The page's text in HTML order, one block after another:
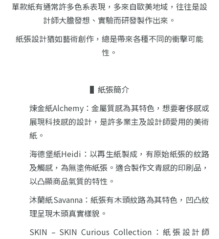
單款紙有通常許多色系表現， 多來自歐美地域， 往往是設
計師大膽發想、實驗而研發製作出來。
紙張設計猶如藝術創作， 總是帶來各種不同的衝擊可能
性。
​​▌紙張簡介
煉金紙Alchemy：金屬質感為其特色，想要奢侈感或
展現科技感的設計，是許多業主及設計師愛用的美術
紙。
海德堡紙Heidi：以再生紙製成，有原始紙張的紋路
及觸感，為無塗佈紙張。適合製作文青感的印刷品，
以凸顯商品氣質的特性。
沐蘭紙Savanna：紙張有木頭紋路為其特色，凹凸紋
理呈現木頭真實樣貌。
SKIN – SKIN Curious Collection：紙張設計師